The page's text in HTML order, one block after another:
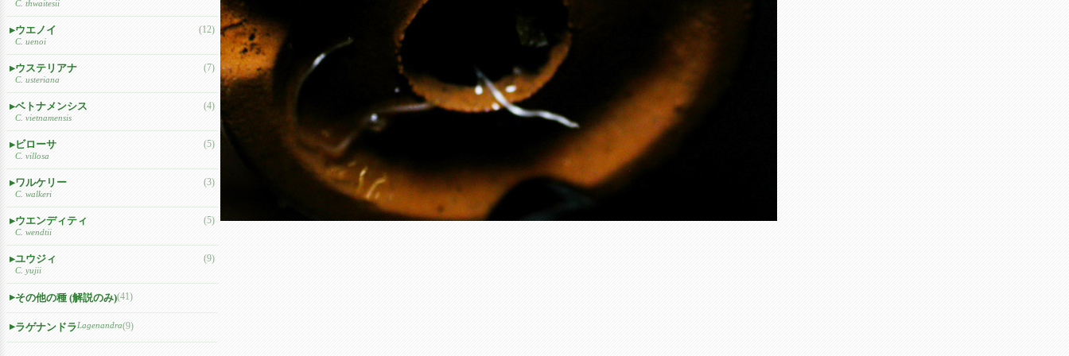
C. thwaitesii
ウエノイ
C. uenoi
(12)
ウステリアナ
C. usteriana
(7)
ベトナメンシス
C. vietnamensis
(4)
ビローサ
C. villosa
(5)
ワルケリー
C. walkeri
(3)
ウエンディティ
C. wendtii
(5)
ユウジィ
C. yujii
(9)
その他の種 (解説のみ)(41)
ラゲナンドラLagenandra(9)